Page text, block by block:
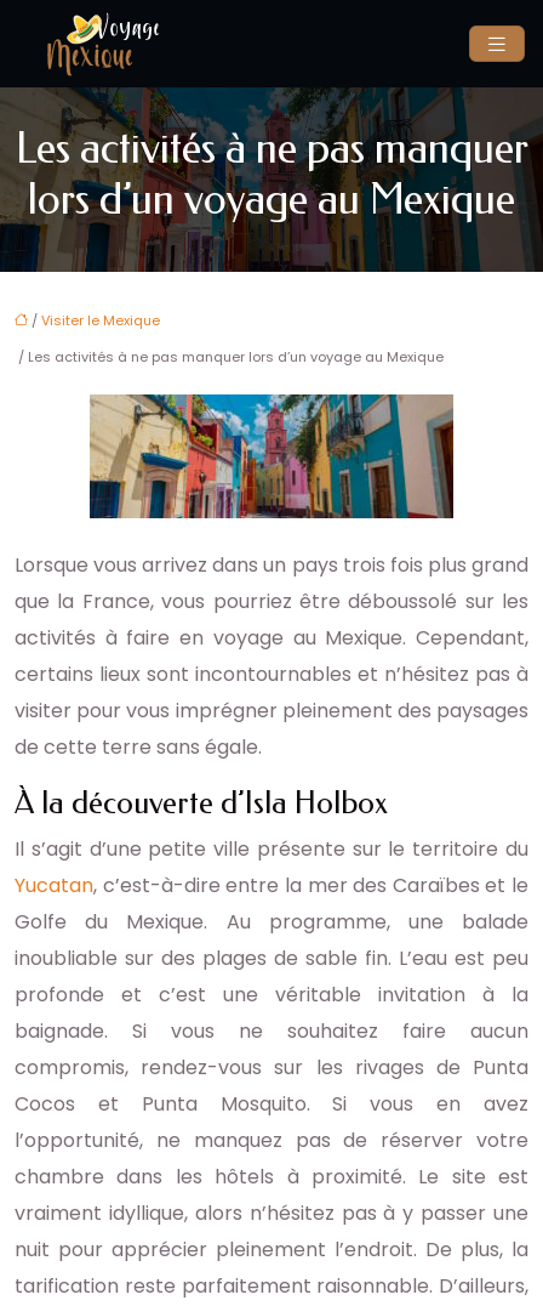
Les activités à ne pas manquer
lors d’un voyage au Mexique
/Visiter le Mexique
/ Les activités à ne pas manquer lors d’un voyage au Mexique
Lorsque vous arrivez dans un pays trois fois plus grand
que la France, vous pourriez être déboussolé sur les
activités à faire en voyage au Mexique. Cependant,
certains lieux sont incontournables et n’hésitez pas à
visiter pour vous imprégner pleinement des paysages
de cette terre sans égale.
À la découverte d’Isla Holbox
Il s’agit d’une petite ville présente sur le territoire du
Yucatan, c’est-à-dire entre la mer des Caraïbes et le
Golfe du Mexique. Au programme, une balade
inoubliable sur des plages de sable fin. L’eau est peu
profonde et c’est une véritable invitation à la
baignade. Si vous ne souhaitez faire aucun
compromis, rendez-vous sur les rivages de Punta
Cocos et Punta Mosquito. Si vous en avez
l’opportunité, ne manquez pas de réserver votre
chambre dans les hôtels à proximité. Le site est
vraiment idyllique, alors n’hésitez pas à y passer une
nuit pour apprécier pleinement l’endroit. De plus, la
tarification reste parfaitement raisonnable. D’ailleurs,